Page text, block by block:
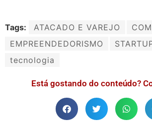
Tags: ATACADO E VAREJO
EMPREENDEDORISMO
tecnologia
Está gostando do conteúdo?